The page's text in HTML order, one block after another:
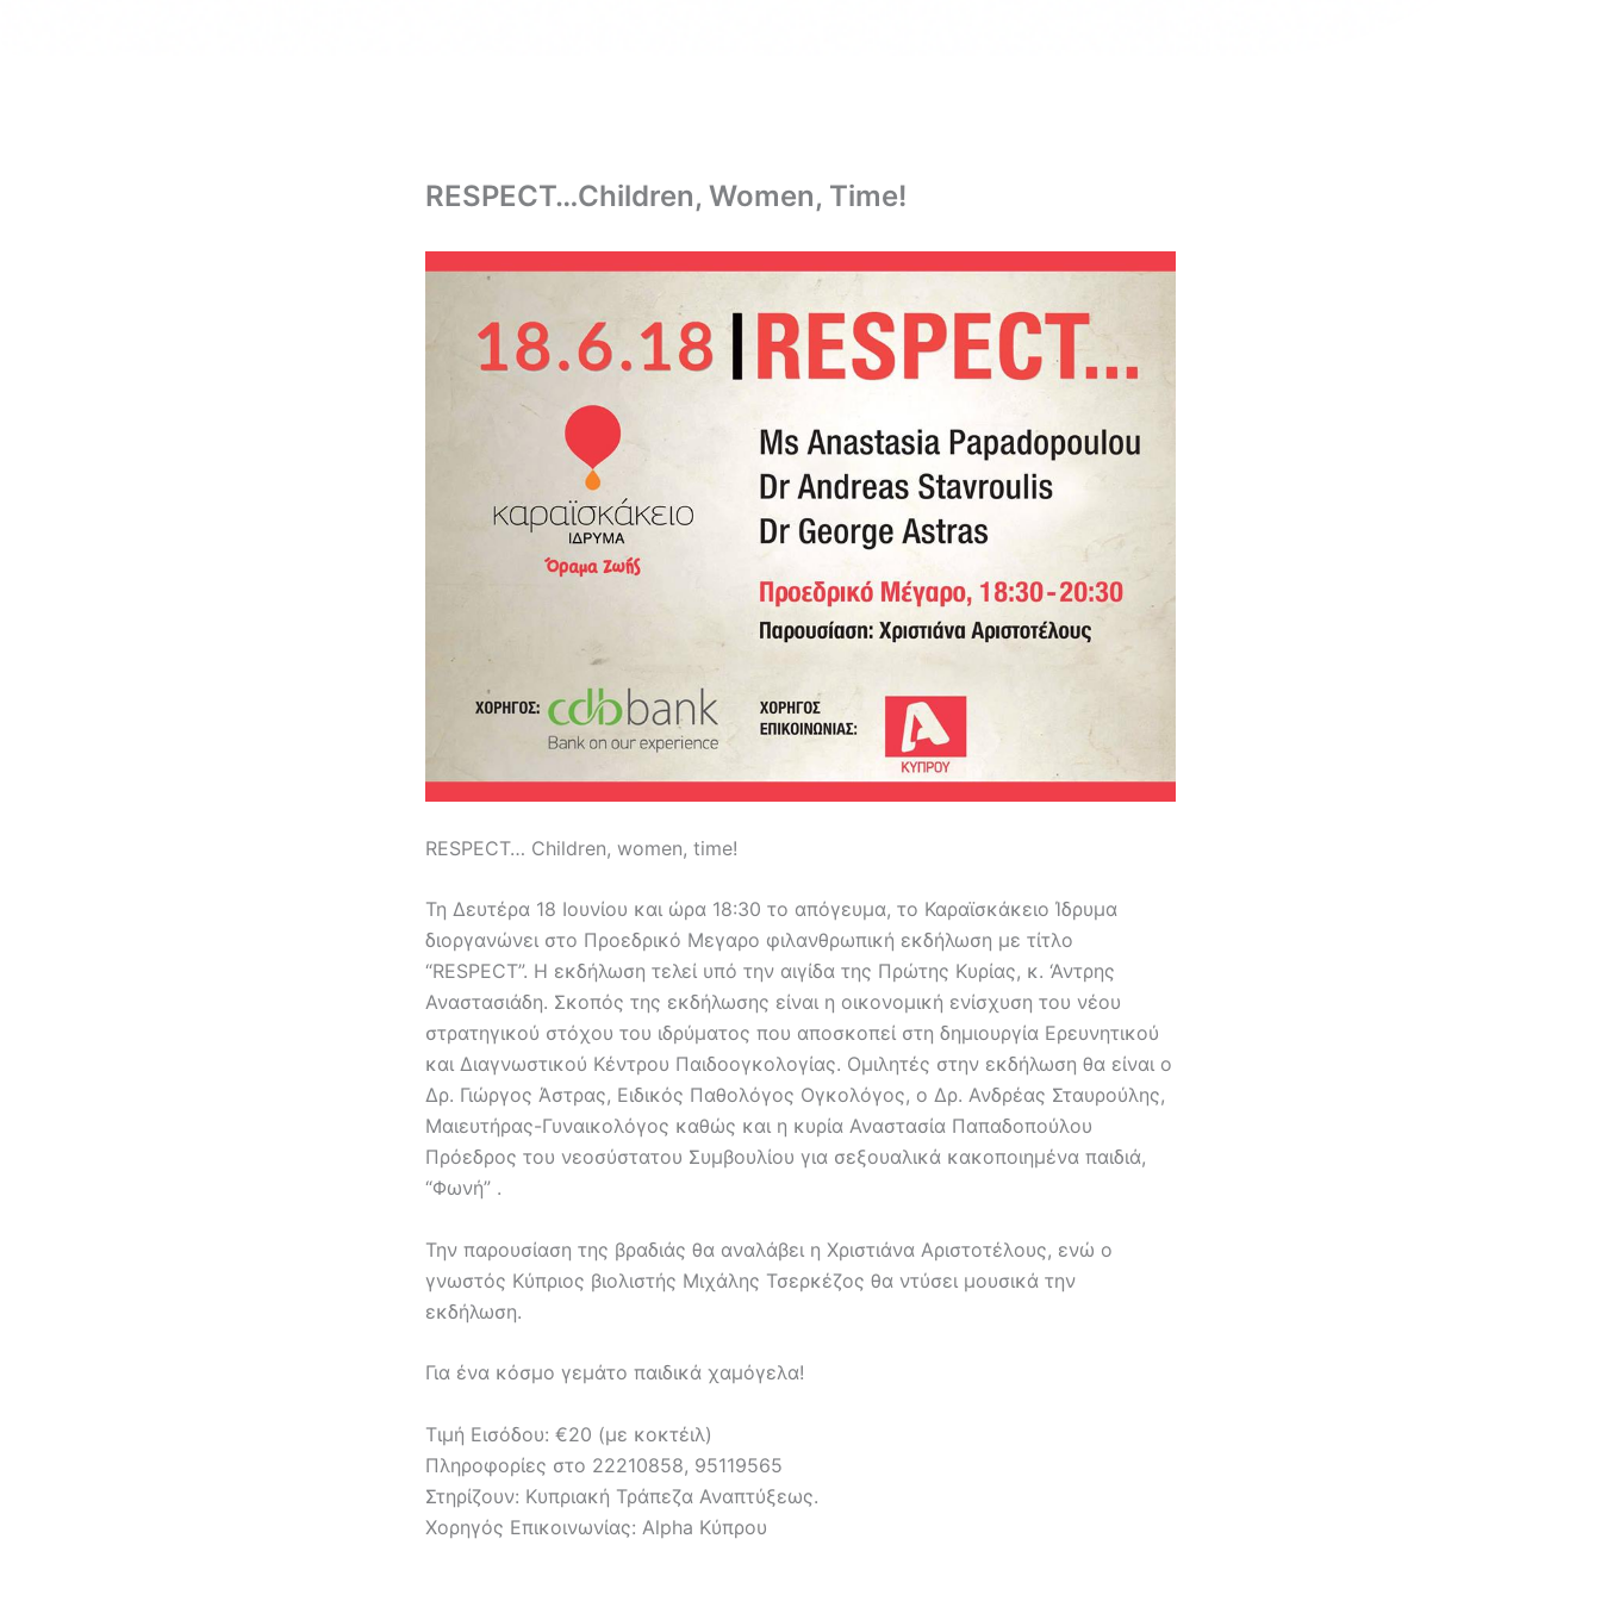
RESPECT…Children, Women, Time!
RESPECT… Children, women, time!
Τη Δευτέρα 18 Ιουνίου και ώρα 18:30 το απόγευμα, το Καραϊσκάκειο Ίδρυμα
διοργανώνει στο Προεδρικό Μεγαρο φιλανθρωπική εκδήλωση με τίτλο
“RESPECT”. Η εκδήλωση τελεί υπό την αιγίδα της Πρώτης Κυρίας, κ. ‘Αντρης
Αναστασιάδη. Σκοπός της εκδήλωσης είναι η οικονομική ενίσχυση του νέου
στρατηγικού στόχου του ιδρύματος που αποσκοπεί στη δημιουργία Ερευνητικού
και Διαγνωστικού Κέντρου Παιδοογκολογίας. Ομιλητές στην εκδήλωση θα είναι ο
Δρ. Γιώργος Άστρας, Ειδικός Παθολόγος Ογκολόγος, ο Δρ. Ανδρέας Σταυρούλης,
Μαιευτήρας-Γυναικολόγος καθώς και η κυρία Αναστασία Παπαδοπούλου
Πρόεδρος του νεοσύστατου Συμβουλίου για σεξουαλικά κακοποιημένα παιδιά,
“Φωνή” .
Την παρουσίαση της βραδιάς θα αναλάβει η Χριστιάνα Αριστοτέλους, ενώ ο
γνωστός Κύπριος βιολιστής Μιχάλης Τσερκέζος θα ντύσει μουσικά την
εκδήλωση.
Για ένα κόσμο γεμάτο παιδικά χαμόγελα!
Τιμή Εισόδου: €20 (με κοκτέιλ)
Πληροφορίες στο 22210858, 95119565
Στηρίζουν: Κυπριακή Τράπεζα Αναπτύξεως.
Χορηγός Επικοινωνίας: Alpha Κύπρου